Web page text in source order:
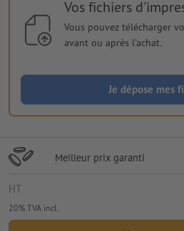
Vos fichiers
Vous pouvez télécharger
avant ou après l'achat.
Je dépose mes
Meilleur prix garanti
HT
20% TVA incl.